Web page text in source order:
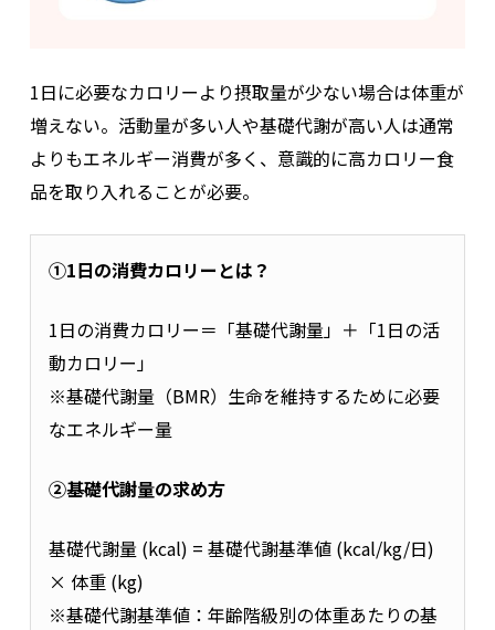
1日に必要なカロリーより摂取量が少ない場合は体重が
増えない。活動量が多い人や基礎代謝が高い人は通常
よりもエネルギー消費が多く、意識的に高カロリー食
品を取り入れることが必要。
①1日の消費カロリーとは？
1日の消費カロリー＝「基礎代謝量」＋「1日の活
動カロリー」
※基礎代謝量（BMR）生命を維持するために必要
なエネルギー量
②基礎代謝量の求め方
基礎代謝量 (kcal) = 基礎代謝基準値 (kcal/kg/日)
× 体重 (kg)
※基礎代謝基準値：年齢階級別の体重あたりの基